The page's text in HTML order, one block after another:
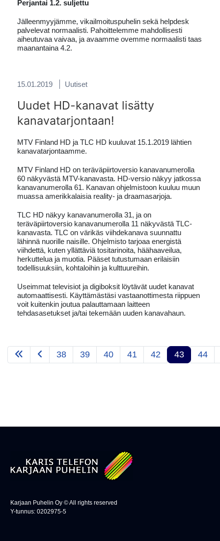
Perjantai 1.2. suljettu
Jälleenmyyjämme, vikailmoituspuhelin sekä helpdesk
palvelevat normaalisti. Pahoittelemme mahdollisesti
aiheutuvaa vaivaa, ja avaamme ovemme normaalisti taas
maanantaina 4.2.
15.01.2019 Uutiset
Uudet HD-kanavat lisätty
kanavatarjontaan!
MTV Finland HD ja TLC HD kuuluvat 15.1.2019 lähtien
kanavatarjontaamme.
MTV Finland HD on teräväpiirtoversio kanavanumerolla
60 näkyvästä MTV-kanavasta. HD-versio näkyy jatkossa
kanavanumerolla 61. Kanavan ohjelmistoon kuuluu muun
muassa amerikkalaisia reality- ja draamasarjoja.
TLC HD näkyy kanavanumerolla 31, ja on
teräväpiirtoversio kanavanumerolla 11 näkyvästä TLC-
kanavasta. TLC on värikäs viihdekanava suunnattu
lähinnä nuorille naisille. Ohjelmisto tarjoaa energistä
viihdettä, kuten yllättäviä tositarinoita, häähaaveilua,
herkuttelua ja muotia. Pääset tutustumaan erilaisiin
todellisuuksiin, kohtaloihin ja kulttuureihin.
Useimmat televisiot ja digiboksit löytävät uudet kanavat
automaattisesti. Käyttämästäsi vastaanottimesta riippuen
voit kuitenkin joutua palauttamaan laitteen
tehdasasetukset ja/tai tekemään uuden kanavahaun.
38 39 40 41 42 43 44
Karjaan Puhelin Oy © All rights reserved
Y-tunnus: 0202975-5